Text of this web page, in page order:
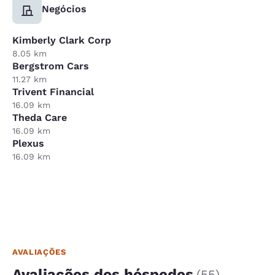
Negócios
Kimberly Clark Corp
8.05 km
Bergstrom Cars
11.27 km
Trivent Financial
16.09 km
Theda Care
16.09 km
Plexus
16.09 km
AVALIAÇÕES